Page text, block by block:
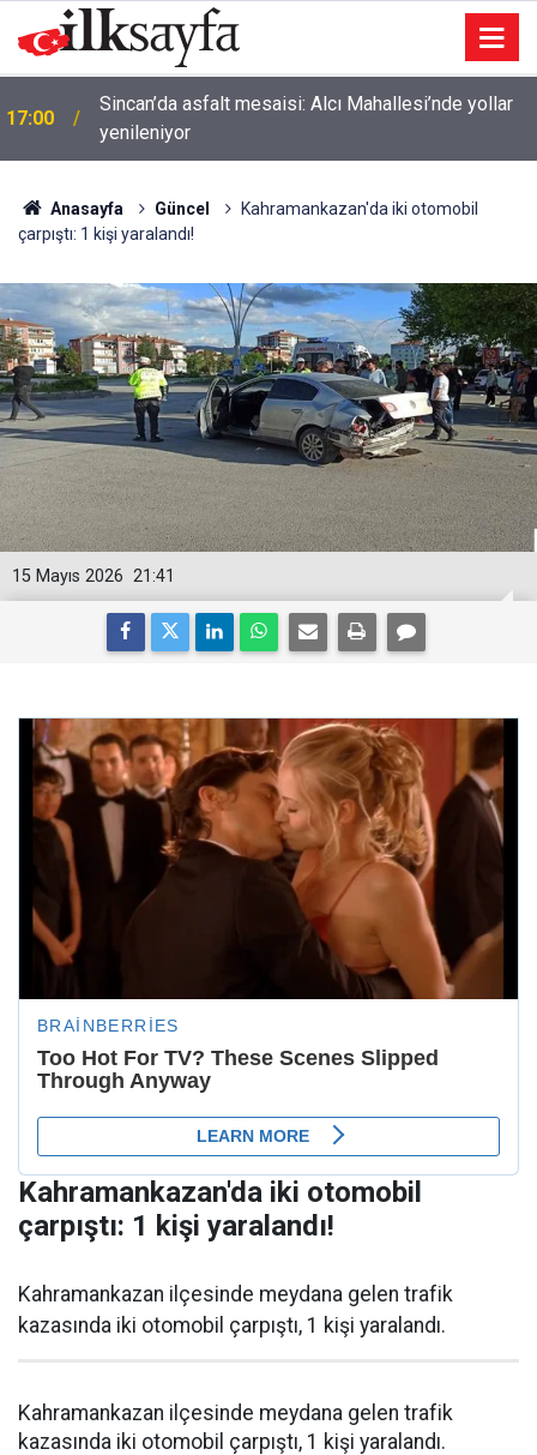
17:00
Sincan’da asfalt mesaisi: Alcı Mahallesi’nde yollar
yenileniyor
Anasayfa Güncel
Kahramankazan'da iki otomobil
çarpıştı: 1 kişi yaralandı!
21:41
15 Mayıs 2026
Kahramankazan'da iki otomobil
çarpıştı: 1 kişi yaralandı!
Kahramankazan ilçesinde meydana gelen trafik
kazasında iki otomobil çarpıştı, 1 kişi yaralandı.
Kahramankazan ilçesinde meydana gelen trafik
kazasında iki otomobil çarpıştı, 1 kişi yaralandı.